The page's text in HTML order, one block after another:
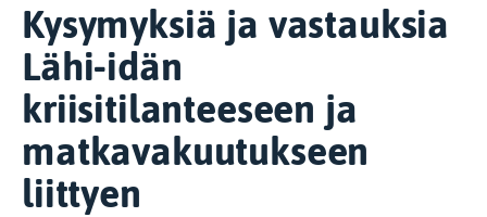
Kysymyksiä ja vastauksia
Lähi-idän
kriisitilanteeseen ja
matkavakuutukseen
liittyen